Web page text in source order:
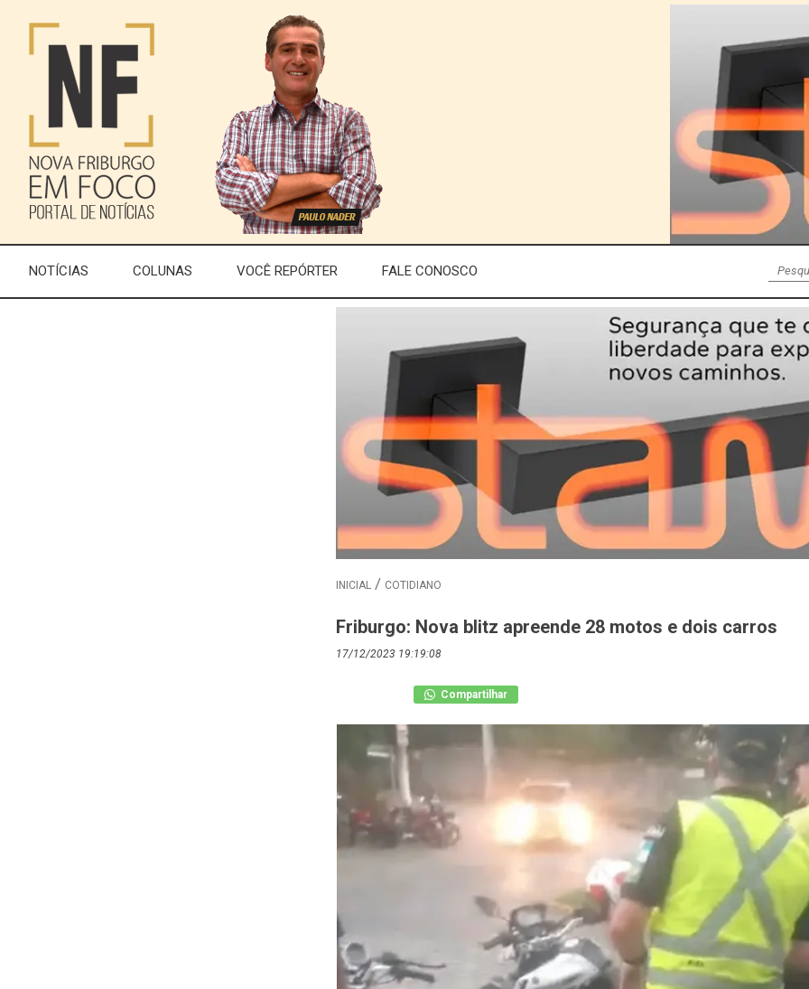
NOTÍCIAS COLUNAS VOCÊ REPÓRTER FALE CONOSCO
INICIAL COTIDIANO
Friburgo: Nova blitz apreende 28 motos e dois carros
17/12/2023 19:19:08
Compartilhar